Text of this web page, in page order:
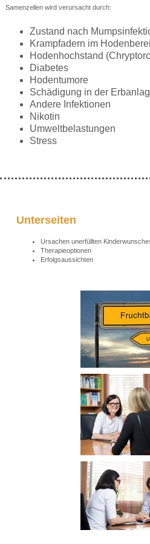
Samenzellen wird verursacht durch:
Zustand nach
Krampfadern im
Hodenhochstand
Diabetes
Hodentumore
Schädigung in der
Andere Infektionen
Nikotin
Umweltbelastungen
Stress
Unterseiten
Ursachen unerfüllten
Therapieoptionen
Erfolgsaussichten